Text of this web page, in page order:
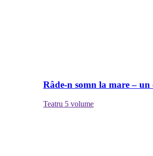
Râde-n somn la mare – un
Teatru 5 volume